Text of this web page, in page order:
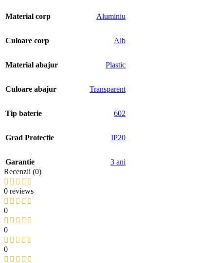
Material corp Aluminiu
Culoare corp Alb
Material abajur Plastic
Culoare abajur Transparent
Tip baterie 602
Grad Protectie IP20
Garantie
3 ani
Recenzii (0)
0 reviews
0
0
0